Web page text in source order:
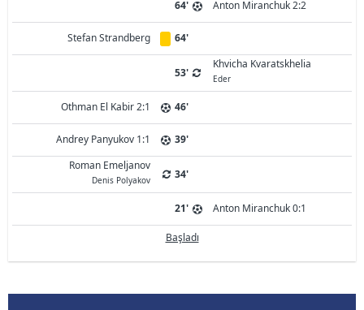
64' Anton Miranchuk 2:2
Stefan Strandberg 64'
53'
Khvicha Kvaratskhelia
Eder
Othman El Kabir 2:1 46'
Andrey Panyukov 1:1
39'
Roman Emeljanov
Denis Polyakov 34'
21' Anton Miranchuk 0:1
Başladı